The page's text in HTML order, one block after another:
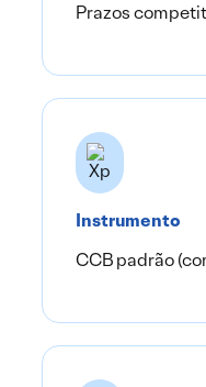
Prazos
Instrumento
CCB padrão